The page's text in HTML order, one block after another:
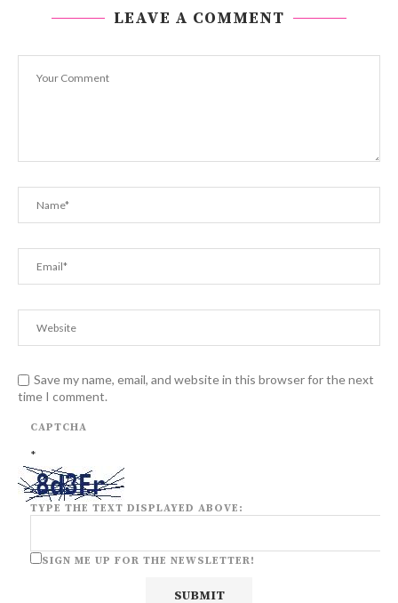
LEAVE A COMMENT
Save my name, email, and website in this browser for the next
time I comment.
CAPTCHA
*
TYPE THE TEXT DISPLAYED ABOVE:
SIGN ME UP FOR THE NEWSLETTER!